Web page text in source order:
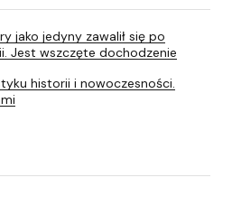
jako jedyny zawalił się po
Jest wszczęte dochodzenie
historii i nowoczesności.